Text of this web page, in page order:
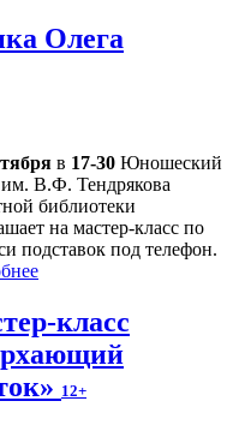
Олега
в 17-30 Юношеский
В.Ф. Тендрякова
библиотеки
на мастер-класс по
подставок под телефон.
класс
12+